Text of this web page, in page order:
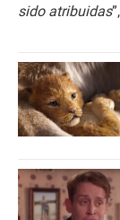
sido atribuidas